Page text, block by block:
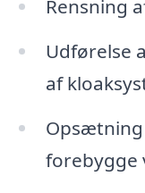
Rensning
Udførelse
af
forebygge